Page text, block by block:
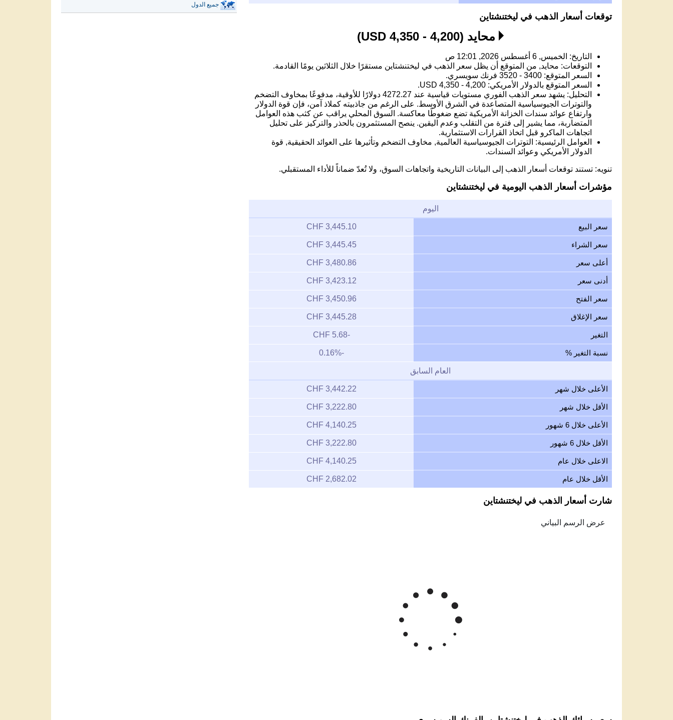
توقعات أسعار الذهب في ليختنشتاين
محايد (4,200 - 4,350 USD)
التاريخ: الخميس, 6 أغسطس 2026, 12:01 ص
التوقعات: محايد, من المتوقع أن يظل سعر الذهب في ليختنشتاين مستقرًا خلال الثلاثين يومًا القادمة.
السعر المتوقع: 3400 - 3520 فرنك سويسري.
السعر المتوقع بالدولار الأمريكي: 4,200 - 4,350 USD.
التحليل: يشهد سعر الذهب الفوري مستويات قياسية عند 4272.27 دولارًا للأوقية، مدفوعًا بمخاوف التضخم
والتوترات الجيوسياسية المتصاعدة في الشرق الأوسط. على الرغم من جاذبيته كملاذ آمن، فإن قوة الدولار
وارتفاع عوائد سندات الخزانة الأمريكية تضع ضغوطًا معاكسة. السوق المحلي يراقب عن كثب هذه العوامل
المتضاربة، مما يشير إلى فترة من التقلب وعدم اليقين. ينصح المستثمرون بالحذر والتركيز على تحليل
اتجاهات الماكرو قبل اتخاذ القرارات الاستثمارية.
العوامل الرئيسية: التوترات الجيوسياسية العالمية, مخاوف التضخم وتأثيرها على العوائد الحقيقية, قوة
الدولار الأمريكي وعوائد السندات.
تنويه: تستند توقعات أسعار الذهب إلى البيانات التاريخية واتجاهات السوق، ولا تُعدّ ضماناً للأداء المستقبلي.
مؤشرات أسعار الذهب اليومية في ليختنشتاين
اليوم
سعر البيع 3,445.10 CHF
سعر الشراء 3,445.45 CHF
أعلى سعر 3,480.86 CHF
أدنى سعر 3,423.12 CHF
سعر الفتح 3,450.96 CHF
سعر الإغلاق 3,445.28 CHF
التغير -5.68 CHF
نسبة التغير % -0.16%
العام السابق
الأعلى خلال شهر 3,442.22 CHF
الأقل خلال شهر 3,222.80 CHF
الأعلى خلال 6 شهور 4,140.25 CHF
الأقل خلال 6 شهور 3,222.80 CHF
الاعلى خلال عام 4,140.25 CHF
الأقل خلال عام 2,682.02 CHF
شارت أسعار الذهب في ليختنشتاين
جميع الدول